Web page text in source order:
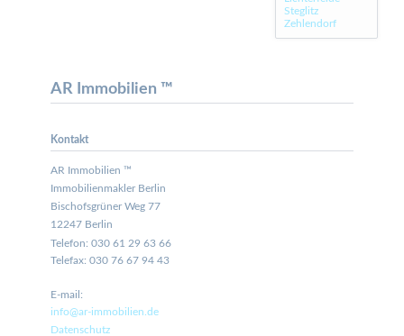
AR Immobilien ™
Kontakt
AR Immobilien ™
Immobilienmakler Berlin
Bischofsgrüner Weg 77
12247 Berlin
Telefon: 030 61 29 63 66
Telefax: 030 76 67 94 43
E-mail:
info@ar-immobilien.de
Datenschutz